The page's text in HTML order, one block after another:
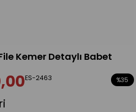
Kemer Detaylı Babet
%35
ES-2463